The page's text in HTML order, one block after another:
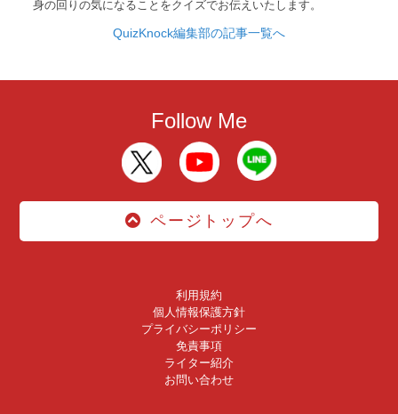
身の回りの気になることをクイズでお伝えいたします。
QuizKnock編集部の記事一覧へ
Follow Me
ページトップへ
利用規約
個人情報保護方針
プライバシーポリシー
免責事項
ライター紹介
お問い合わせ